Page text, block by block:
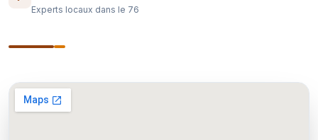
Experts locaux dans le 76